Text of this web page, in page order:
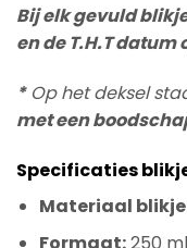
Bij elk gevuld
en de T.H.T
*Op het deksel
met een
Specificaties
Materiaal